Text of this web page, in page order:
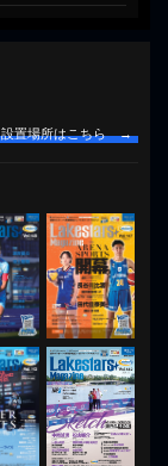
設置場所はこちら →